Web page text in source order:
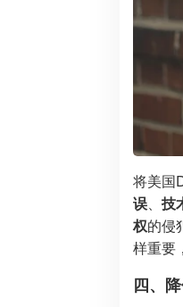
将美国
误、 技
权的侵
样重要
四、